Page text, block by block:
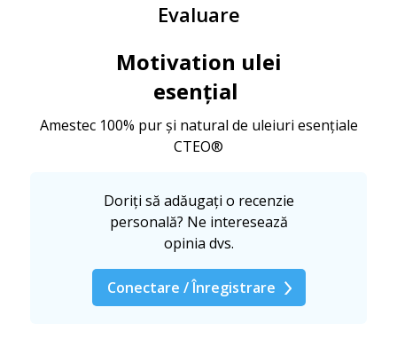
Evaluare
Motivation ulei
esențial
Amestec 100% pur și natural de uleiuri esențiale
CTEO®
Doriți să adăugați o recenzie
personală? Ne interesează
opinia dvs.
Conectare / Înregistrare